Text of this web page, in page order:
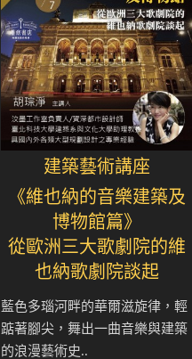
建築藝術講座
《維也納的音樂建築及
博物館篇》
從歐洲三大歌劇院的維
也納歌劇院談起
藍色多瑙河畔的華爾滋旋律，輕
踮著腳尖，舞出一曲音樂與建築
的浪漫藝術史..